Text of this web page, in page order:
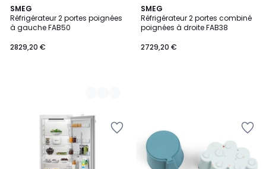
SMEG
Réfrigérateur 2 portes poignées
à gauche FAB50
2829,20 €
5
Couleurs
SMEG
Réfrigérateur 2 portes combiné
poignées à droite FAB38
2729,20 €